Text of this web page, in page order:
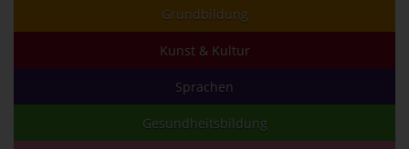
Grundbildung
Kunst & Kultur
Sprachen
Gesundheitsbildung